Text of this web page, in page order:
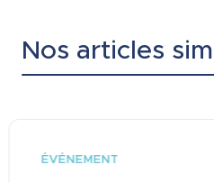
Nos articles
ÉVÉNEMENT